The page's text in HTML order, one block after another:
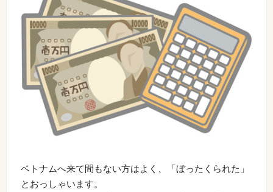
ベトナムへ来て間もない方はよく、「ぼったくられた」
とおっしゃいます。